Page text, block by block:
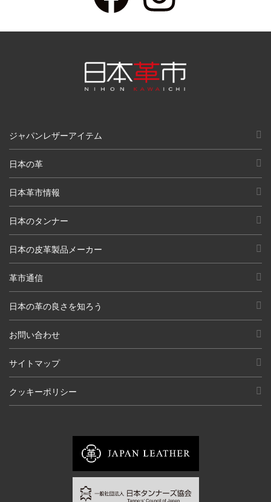
ジャパンレザーアイテム
日本の革
日本革市情報
日本のタンナー
日本の皮革製品メーカー
革市通信
日本の革の良さを知ろう
お問い合わせ
サイトマップ
クッキーポリシー